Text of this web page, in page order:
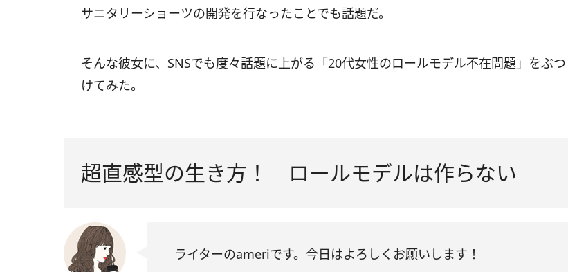
サニタリーショーツの開発を行なったことでも話題だ。
そんな彼女に、SNSでも度々話題に上がる「20代女性のロールモデル不在問題」をぶつ
けてみた。
超直感型の生き方！ ロールモデルは作らない
ライターのameriです。今日はよろしくお願いします！